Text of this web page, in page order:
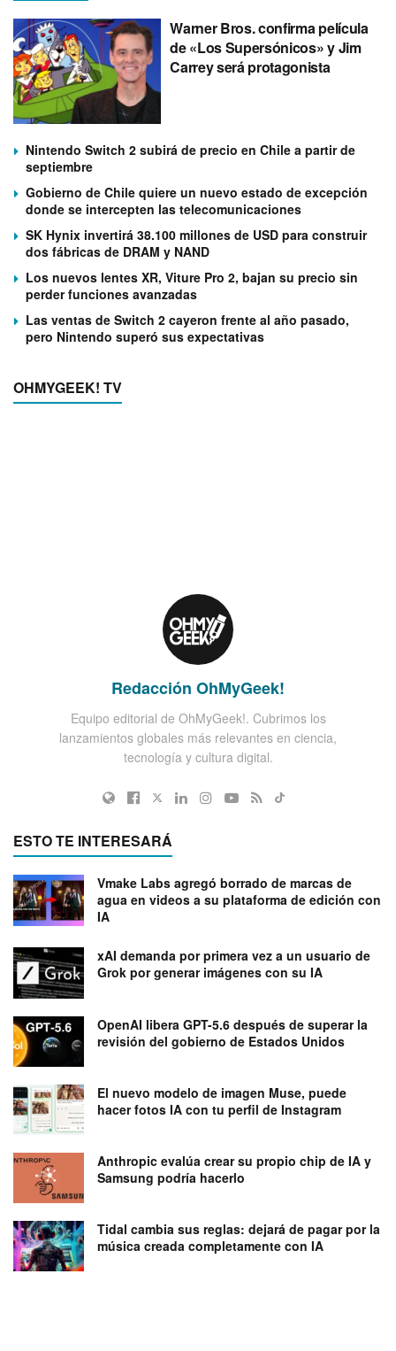
Warner Bros. confirma película
de «Los Supersónicos» y Jim
Carrey será protagonista
Nintendo Switch 2 subirá de precio en Chile a partir de
septiembre
Gobierno de Chile quiere un nuevo estado de excepción
donde se intercepten las telecomunicaciones
SK Hynix invertirá 38.100 millones de USD para construir
dos fábricas de DRAM y NAND
Los nuevos lentes XR, Viture Pro 2, bajan su precio sin
perder funciones avanzadas
Las ventas de Switch 2 cayeron frente al año pasado,
pero Nintendo superó sus expectativas
OHMYGEEK! TV
Redacción OhMyGeek!
Equipo editorial de OhMyGeek!. Cubrimos los
lanzamientos globales más relevantes en ciencia,
tecnología y cultura digital.
ESTO TE INTERESARÁ
Vmake Labs agregó borrado de marcas de
agua en videos a su plataforma de edición con
IA
xAI demanda por primera vez a un usuario de
Grok por generar imágenes con su IA
OpenAI libera GPT-5.6 después de superar la
revisión del gobierno de Estados Unidos
El nuevo modelo de imagen Muse, puede
hacer fotos IA con tu perfil de Instagram
Anthropic evalúa crear su propio chip de IA y
Samsung podría hacerlo
Tidal cambia sus reglas: dejará de pagar por la
música creada completamente con IA